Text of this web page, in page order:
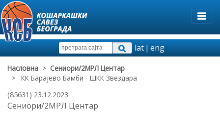
lat|eng
Насловна > Сениори/2МРЛ Центар
> КК Барајево Бамби - ШКК Звездара
(85631) 23.12.2023
Сениори/2МРЛ Центар